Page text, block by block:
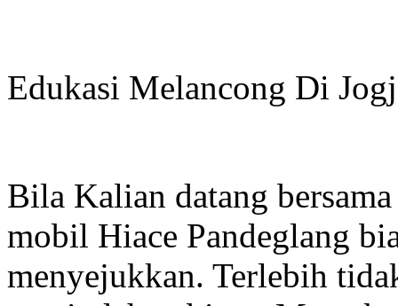
Edukasi Melancong Di
Bila Kalian datang
mobil Hiace Pandeglang
menyejukkan. Terlebih